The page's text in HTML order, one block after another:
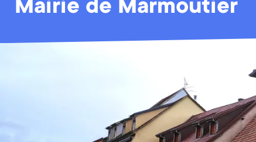
Mairie de Marmoutier